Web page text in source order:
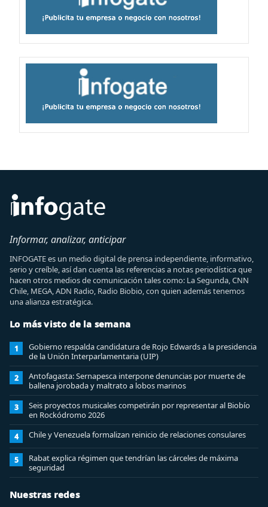
Informar, analizar, anticipar
INFOGATE es un medio digital de prensa independiente, informativo,
serio y creíble, así dan cuenta las referencias a notas periodística que
hacen otros medios de comunicación tales como: La Segunda, CNN
Chile, MEGA, ADN Radio, Radio Biobio, con quien además tenemos
una alianza estratégica.
Lo más visto de la semana
1
Gobierno respalda candidatura de Rojo Edwards a la presidencia
de la Unión Interparlamentaria (UIP)
2
Antofagasta: Sernapesca interpone denuncias por muerte de
ballena jorobada y maltrato a lobos marinos
3
Seis proyectos musicales competirán por representar al Biobío
en Rockódromo 2026
4 Chile y Venezuela formalizan reinicio de relaciones consulares
5
Rabat explica régimen que tendrían las cárceles de máxima
seguridad
Nuestras redes